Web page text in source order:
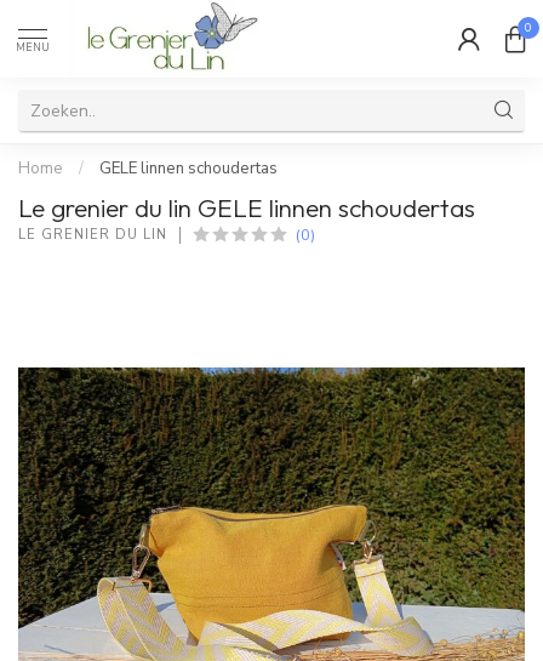
MENU
0
Home / GELE linnen schoudertas
Le grenier du lin GELE linnen schoudertas
LE GRENIER DU LIN (0)